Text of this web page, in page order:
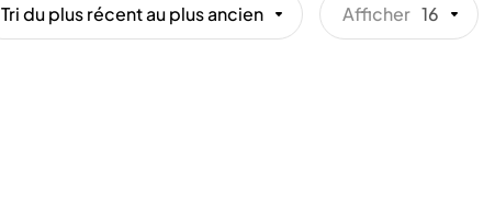
Tri du plus récent au plus ancien Afficher 16